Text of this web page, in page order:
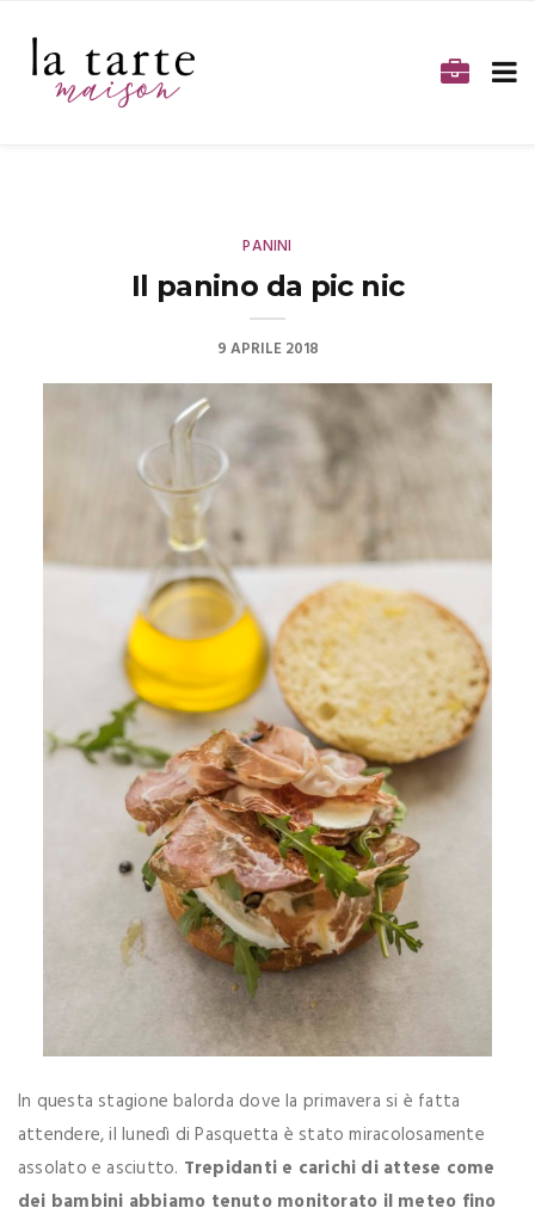
PANINI
Il panino da pic nic
9 APRILE 2018
In questa stagione balorda dove la primavera si è fatta
attendere, il lunedì di Pasquetta è stato miracolosamente
assolato e asciutto. Trepidanti e carichi di attese come
dei bambini abbiamo tenuto monitorato il meteo fino